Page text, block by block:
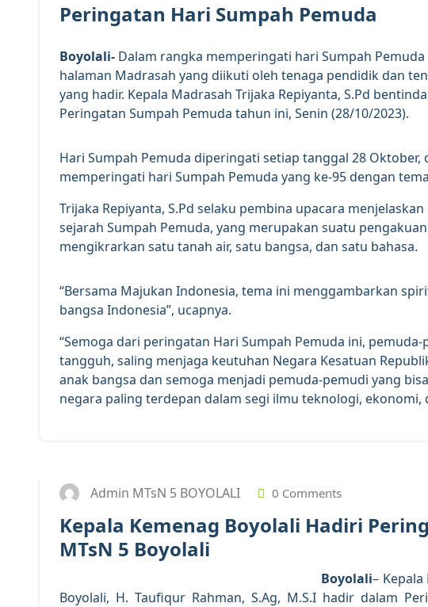
Peringatan Hari Sumpah Pemuda
Boyolali- Dalam rangka memperingati hari Sumpah
halaman Madrasah yang diikuti oleh tenaga pendidik dan
yang hadir. Kepala Madrasah Trijaka Repiyanta, S.Pd
Peringatan Sumpah Pemuda tahun ini, Senin (28/10/2023).
Hari Sumpah Pemuda diperingati setiap tanggal 28
memperingati hari Sumpah Pemuda yang ke-95 dengan
Trijaka Repiyanta, S.Pd selaku pembina upacara
sejarah Sumpah Pemuda, yang merupakan suatu
mengikrarkan satu tanah air, satu bangsa, dan satu bahasa.
“Bersama Majukan Indonesia, tema ini menggambarkan
bangsa Indonesia”, ucapnya.
“Semoga dari peringatan Hari Sumpah Pemuda ini,
tangguh, saling menjaga keutuhan Negara Kesatuan
anak bangsa dan semoga menjadi pemuda-pemudi yang
negara paling terdepan dalam segi ilmu teknologi, ekonomi,
Admin MTsN 5 BOYOLALI 0 Comments
Kepala Kemenag Boyolali Hadiri
MTsN 5 Boyolali
Boyolali–
Boyolali, H. Taufiqur Rahman, S.Ag, M.S.I hadir dalam